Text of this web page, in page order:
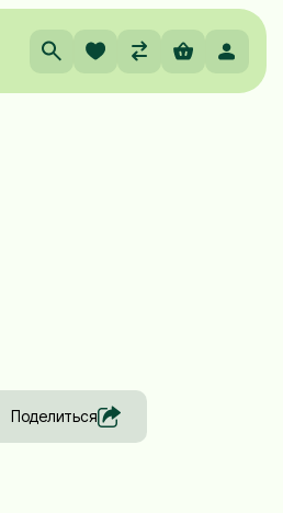
Поделиться